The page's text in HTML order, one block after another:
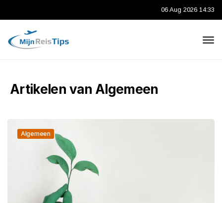
06 Aug 2026 14:33
Artikelen van Algemeen
Algemeen